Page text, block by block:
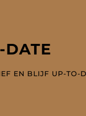
DATE
EN BLIJF UP-TO-